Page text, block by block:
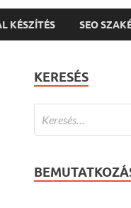
KÉSZÍTÉS SEO
KERESÉS